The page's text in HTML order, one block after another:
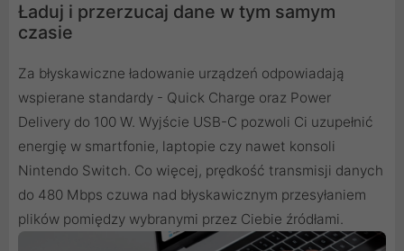
Ładuj i przerzucaj dane w tym samym
czasie
Za błyskawiczne ładowanie urządzeń odpowiadają
wspierane standardy - Quick Charge oraz Power
Delivery do 100 W. Wyjście USB-C pozwoli Ci uzupełnić
energię w smartfonie, laptopie czy nawet konsoli
Nintendo Switch. Co więcej, prędkość transmisji danych
do 480 Mbps czuwa nad błyskawicznym przesyłaniem
plików pomiędzy wybranymi przez Ciebie źródłami.